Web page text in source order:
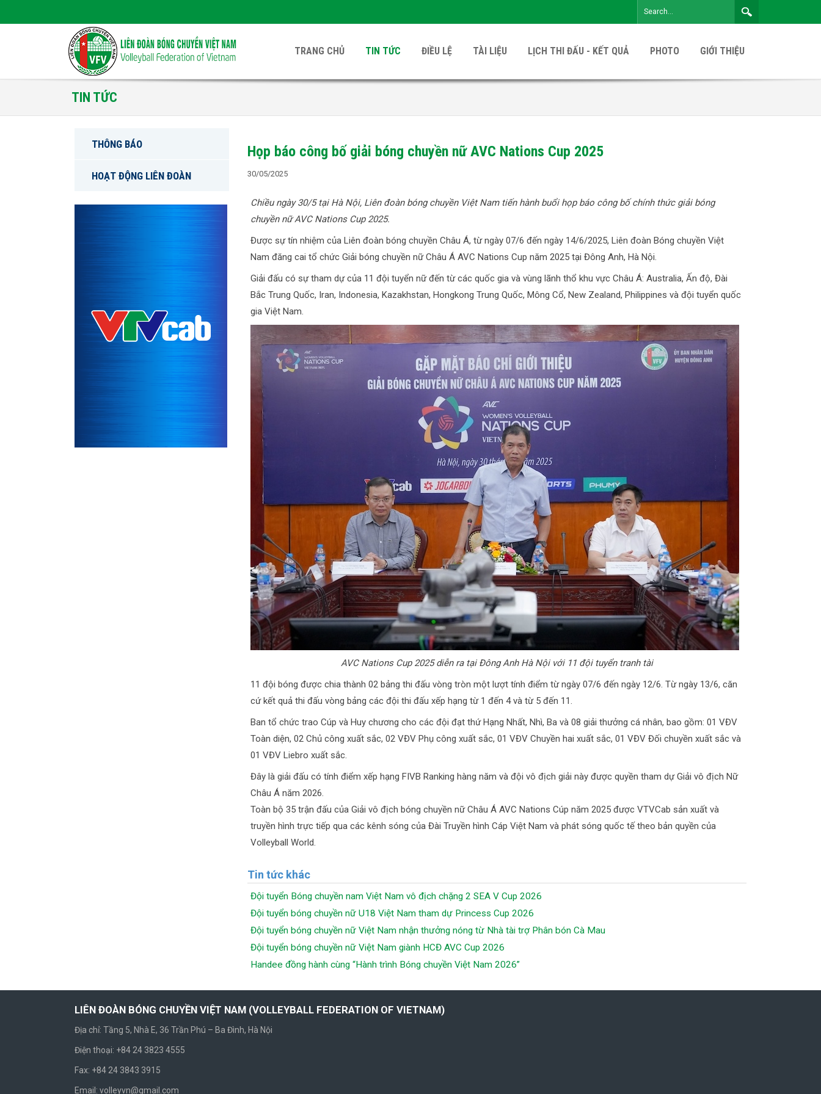
TRANG CHỦ TIN TỨC ĐIỀU LỆ TÀI LIỆU LỊCH THI ĐẤU - KẾT QUẢ PHOTO GIỚI THIỆU
TIN TỨC
THÔNG BÁO
HOẠT ĐỘNG LIÊN ĐOÀN
Họp báo công bố giải bóng chuyền nữ AVC Nations Cup 2025
30/05/2025
Chiều ngày 30/5 tại Hà Nội, Liên đoàn bóng chuyền Việt Nam tiến hành buổi họp báo công bố chính thức giải bóng
chuyền nữ AVC Nations Cup 2025.
Được sự tín nhiệm của Liên đoàn bóng chuyền Châu Á, từ ngày 07/6 đến ngày 14/6/2025, Liên đoàn Bóng chuyền Việt
Nam đăng cai tổ chức Giải bóng chuyền nữ Châu Á AVC Nations Cup năm 2025 tại Đông Anh, Hà Nội.
Giải đấu có sự tham dự của 11 đội tuyển nữ đến từ các quốc gia và vùng lãnh thổ khu vực Châu Á: Australia, Ấn độ, Đài
Bắc Trung Quốc, Iran, Indonesia, Kazakhstan, Hongkong Trung Quốc, Mông Cổ, New Zealand, Philippines và đội tuyển quốc
gia Việt Nam.
AVC Nations Cup 2025 diễn ra tại Đông Anh Hà Nội với 11 đội tuyển tranh tài
11 đội bóng được chia thành 02 bảng thi đấu vòng tròn một lượt tính điểm từ ngày 07/6 đến ngày 12/6. Từ ngày 13/6, căn
cứ kết quả thi đấu vòng bảng các đội thi đấu xếp hạng từ 1 đến 4 và từ 5 đến 11.
Ban tổ chức trao Cúp và Huy chương cho các đội đạt thứ Hạng Nhất, Nhì, Ba và 08 giải thưởng cá nhân, bao gồm: 01 VĐV
Toàn diện, 02 Chủ công xuất sắc, 02 VĐV Phụ công xuất sắc, 01 VĐV Chuyền hai xuất sắc, 01 VĐV Đối chuyền xuất sắc và
01 VĐV Liebro xuất sắc.
Đây là giải đấu có tính điểm xếp hạng FIVB Ranking hàng năm và đội vô địch giải này được quyền tham dự Giải vô địch Nữ
Châu Á năm 2026.
Toàn bộ 35 trận đấu của Giải vô địch bóng chuyền nữ Châu Á AVC Nations Cúp năm 2025 được VTVCab sản xuất và
truyền hình trực tiếp qua các kênh sóng của Đài Truyền hình Cáp Việt Nam và phát sóng quốc tế theo bản quyền của
Volleyball World.
Tin tức khác
Đội tuyển Bóng chuyền nam Việt Nam vô địch chặng 2 SEA V Cup 2026
Đội tuyển bóng chuyền nữ U18 Việt Nam tham dự Princess Cup 2026
Đội tuyển bóng chuyền nữ Việt Nam nhận thưởng nóng từ Nhà tài trợ Phân bón Cà Mau
Đội tuyển bóng chuyền nữ Việt Nam giành HCĐ AVC Cup 2026
Handee đồng hành cùng “Hành trình Bóng chuyền Việt Nam 2026”
LIÊN ĐOÀN BÓNG CHUYỀN VIỆT NAM (VOLLEYBALL FEDERATION OF VIETNAM)
Địa chỉ: Tầng 5, Nhà E, 36 Trần Phú – Ba Đình, Hà Nội
Điện thoại: +84 24 3823 4555
Fax: +84 24 3843 3915
Email: volleyvn@gmail.com